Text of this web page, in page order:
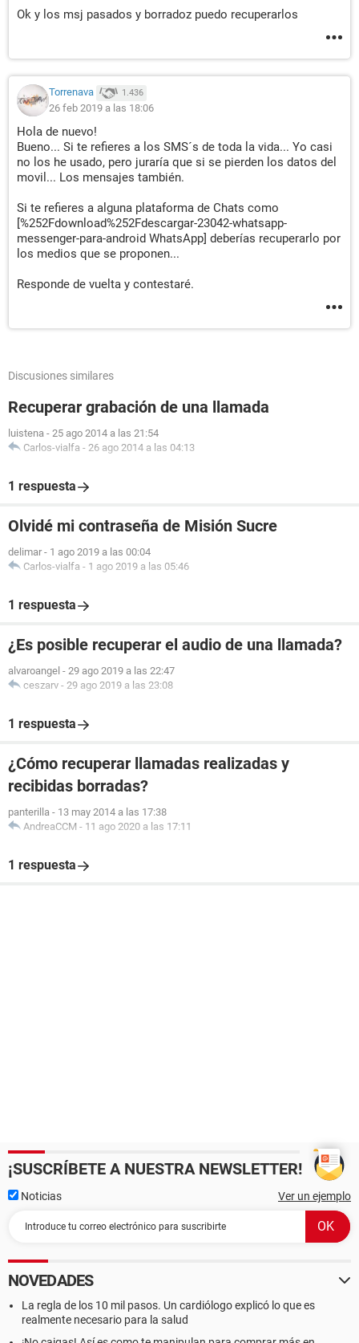
Ok y los msj pasados y borradoz puedo recuperarlos
Torrenava 1.436
26 feb 2019 a las 18:06
Hola de nuevo!
Bueno... Si te refieres a los SMS´s de toda la vida... Yo casi
no los he usado, pero juraría que si se pierden los datos del
movil... Los mensajes también.
Si te refieres a alguna plataforma de Chats como
[%252Fdownload%252Fdescargar-23042-whatsapp-
messenger-para-android WhatsApp] deberías recuperarlo por
los medios que se proponen...
Responde de vuelta y contestaré.
Discusiones similares
Recuperar grabación de una llamada
luistena - 25 ago 2014 a las 21:54
Carlos-vialfa - 26 ago 2014 a las 04:13
1 respuesta
Olvidé mi contraseña de Misión Sucre
delimar - 1 ago 2019 a las 00:04
Carlos-vialfa - 1 ago 2019 a las 05:46
1 respuesta
¿Es posible recuperar el audio de una llamada?
alvaroangel - 29 ago 2019 a las 22:47
ceszarv - 29 ago 2019 a las 23:08
1 respuesta
¿Cómo recuperar llamadas realizadas y
recibidas borradas?
panterilla - 13 may 2014 a las 17:38
AndreaCCM - 11 ago 2020 a las 17:11
1 respuesta
¡SUSCRÍBETE A NUESTRA NEWSLETTER!
Noticias Ver un ejemplo
NOVEDADES
La regla de los 10 mil pasos. Un cardiólogo explicó lo que es
realmente necesario para la salud